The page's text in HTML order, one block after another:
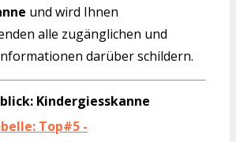
und wird Ihnen
alle zugänglichen und
darüber schildern.
Kindergiesskanne
Top#5 -